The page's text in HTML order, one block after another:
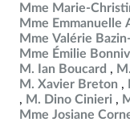
Mme Marie-
Mme Emmanuelle
Mme Valérie
Mme Émilie
M. Ian Boucard
M. Xavier Breton
M. Dino Cinieri
Mme Josiane